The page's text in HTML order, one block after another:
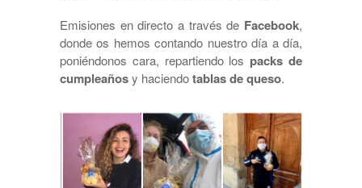
Emisiones en directo a través de Facebook,
donde os hemos contando nuestro día a día,
poniéndonos cara, repartiendo los packs de
cumpleañosy haciendotablas de queso.